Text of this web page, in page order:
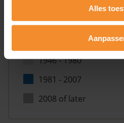
Alles
1946 - 1980
1981 - 2007
2008 of later